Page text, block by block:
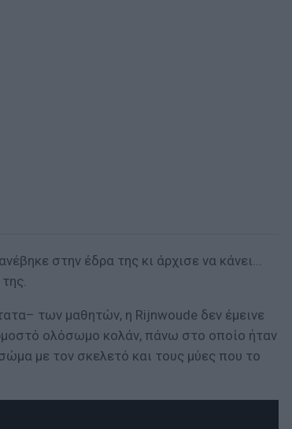
στην έδρα της κι άρχισε να κάνει...
των μαθητών, η Rijnwoude δεν έμεινε
ολόσωμο κολάν, πάνω στο οποίο ήταν
με τον σκελετό και τους μύες που το